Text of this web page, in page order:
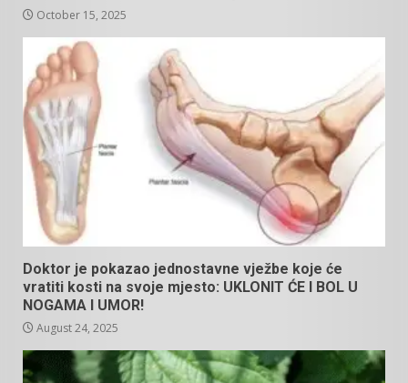
October 15, 2025
Doktor je pokazao jednostavne vježbe koje će
vratiti kosti na svoje mjesto: UKLONIT ĆE I BOL U
NOGAMA I UMOR!
August 24, 2025